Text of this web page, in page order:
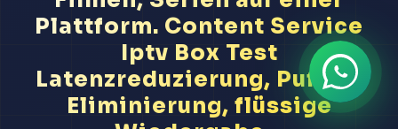
Plattform. Content Service
Iptv Box Test
Latenzreduzierung, Puffer-
Eliminierung, flüssige